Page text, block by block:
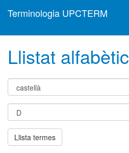
Terminologia UPCTERM
Llistat alfabètic
Llista termes